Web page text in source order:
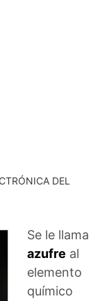
DEL
Se le llama
azufre al
elemento
químico